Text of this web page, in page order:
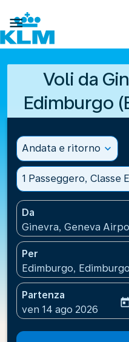

Voli da
Edimburgo
Andata e ritorno expand_more
1 Passeggero, Classe
Da
Ginevra, Geneva
Per
Edimburgo,
Partenza
fc-booking-
ven 14 ago 2026